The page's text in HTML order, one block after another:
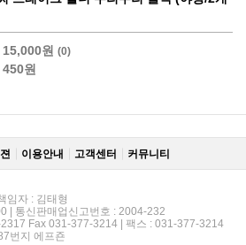
15,000원 (0)
450원
이용안내 고객센터 커뮤니티
임자 : 김태형
| 통신판매업신고번호 : 2004-232
Fax 031-377-3214 | 팩스 : 031-377-3214
번지 에프죤